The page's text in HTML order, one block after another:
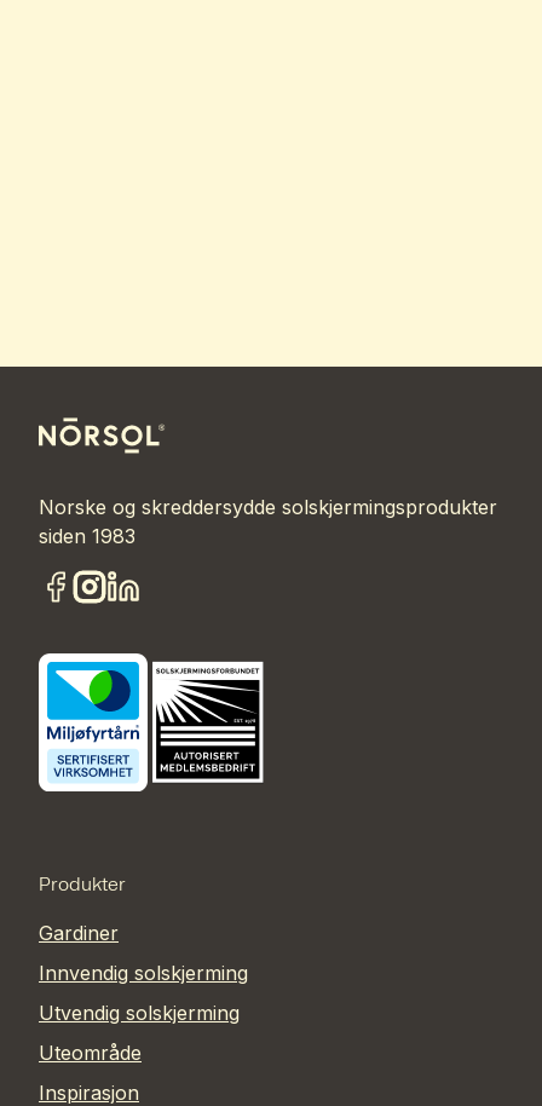
Norske og skreddersydde solskjermingsprodukter
siden 1983
Produkter
Gardiner
Innvendig solskjerming
Utvendig solskjerming
Uteområde
Inspirasjon